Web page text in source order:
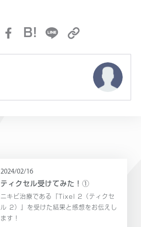
B!
2024/02/16
ティクセル受けてみた！①
ニキビ治療である『Tixel 2（ティクセ
ル 2）』を受けた結果と感想をお伝えし
ます！